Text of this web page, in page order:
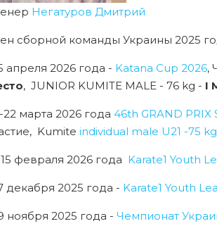
Негатуров Дмитрий
сборной команды Украины 2025
апреля 2026 года - Katana Cup 2026,
, JUNIOR KUMITE MALE - 76 kg - I
22 марта 2026 года 46th GRAND PRIX
Kumite individual male U21 -75 kg
15 февраля 2026 года Karate1 Youth
декабря 2025 года - Karate1 Youth
ноября 2025 года - Чемпионат